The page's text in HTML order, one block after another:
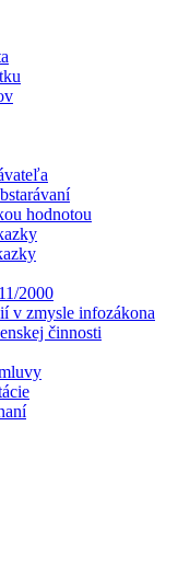
hodnotou
2000
v zmysle infozákona
činnosti